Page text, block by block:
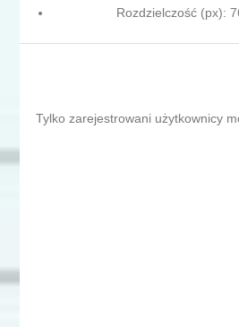
Rozdzielczość (px):
Tylko zarejestrowani użytkownicy